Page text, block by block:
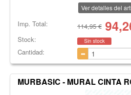
Ver detalles del
Imp. Total: 114,95 €
Stock: Sin stock
Cantidad:
MURBASIC - MURAL CINTA